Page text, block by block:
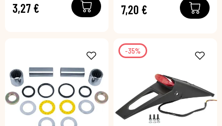
3,27 € 7,20 €
-35%